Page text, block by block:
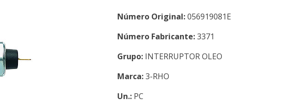
Número Original:056919081E
Número Fabricante:3371
Grupo: INTERRUPTOR OLEO
Marca:3-RHO
Un.: PC